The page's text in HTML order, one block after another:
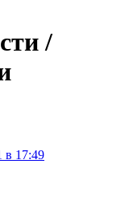
/
в 17:49